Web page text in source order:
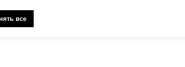
инфекций,
болезней.
все